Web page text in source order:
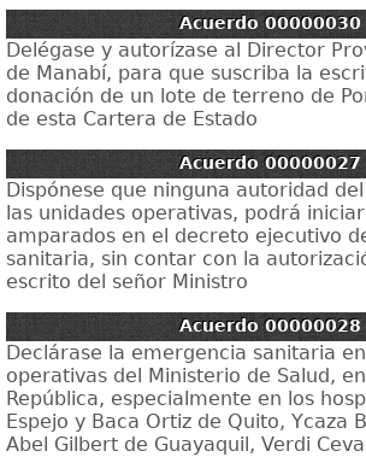
Acuerdo 00000030
Delégase y autorízase al Director
de Manabí, para que suscriba la
donación de un lote de terreno de
de esta Cartera de Estado
Acuerdo 00000027
Dispónese que ninguna autoridad
las unidades operativas, podrá
amparados en el decreto ejecutivo
sanitaria, sin contar con la
escrito del señor Ministro
Acuerdo 00000028
Declárase la emergencia sanitaria
operativas del Ministerio de Salud,
República, especialmente en los
Espejo y Baca Ortiz de Quito, Ycaza
Abel Gilbert de Guayaquil, Verdi